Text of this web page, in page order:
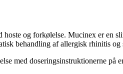
og forkølelse. Mucinex er en
behandling af allergisk rhinitis og
med doseringsinstruktionerne på